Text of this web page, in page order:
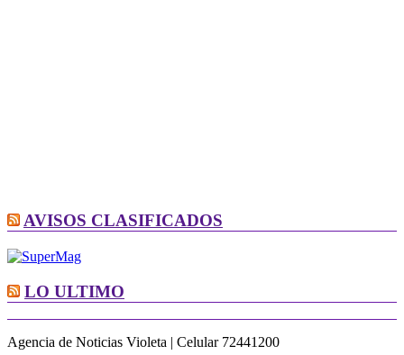
AVISOS CLASIFICADOS
LO ULTIMO
Agencia de Noticias Violeta | Celular 72441200